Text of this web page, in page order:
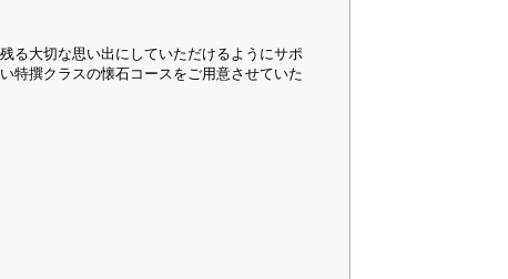
る大切な思い出にしていただけるようにサポ
特撰クラスの懐石コースをご用意させていた